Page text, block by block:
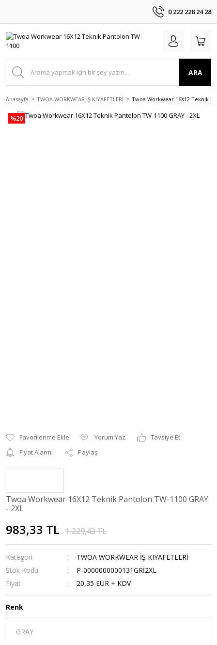
0 222 228 24 28
ARA
Anasayfa TWOA WORKWEAR İŞ KIYAFETLERİ Twoa Workwear 16X12 Teknik
%20
Yorum Yaz
Tavsiye Et
Fiyat Alarmı
Paylaş
Twoa Workwear 16X12 Teknik Pantolon TW-1100 GRAY
- 2XL
983,33 TL 1.229,43 TL
Kategori
TWOA WORKWEAR İŞ KIYAFETLERİ
Stok Kodu
P-0000000000131GRİ2XL
Fiyat
20,35 EUR + KDV
Renk